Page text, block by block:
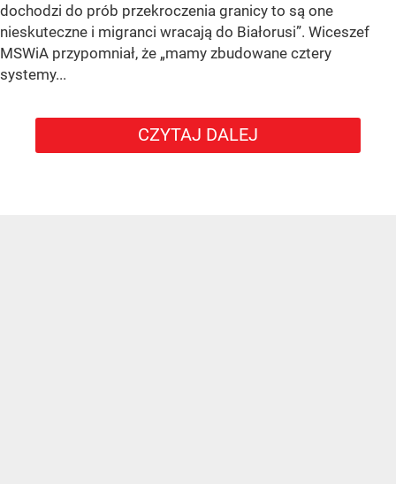
dochodzi do prób przekroczenia granicy to są one
nieskuteczne i migranci wracają do Białorusi”. Wiceszef
MSWiA przypomniał, że „mamy zbudowane cztery
systemy...
CZYTAJ DALEJ